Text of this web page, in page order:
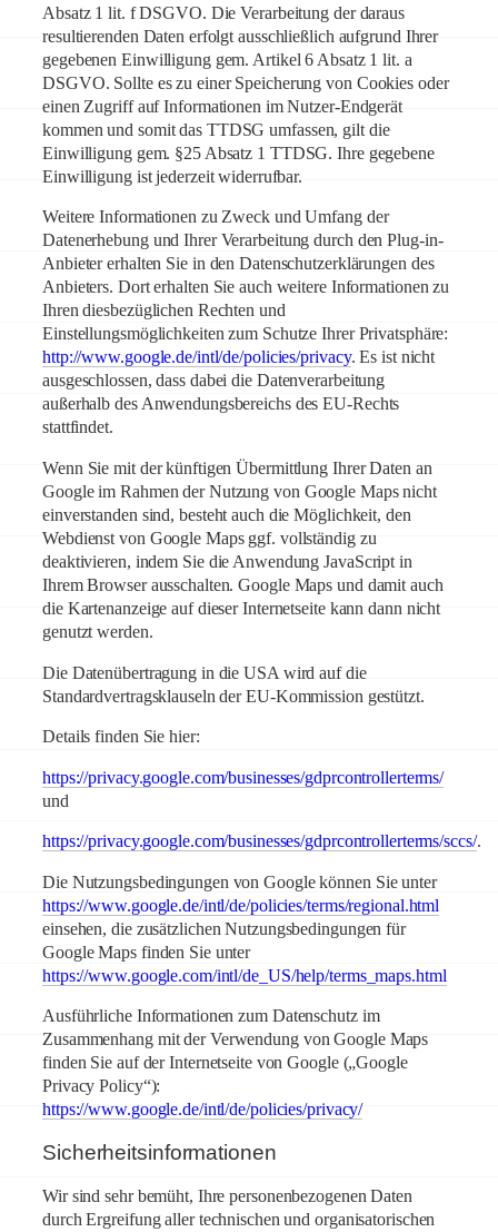
Absatz 1 lit. f DSGVO. Die Verarbeitung der daraus
resultierenden Daten erfolgt ausschließlich aufgrund Ihrer
gegebenen Einwilligung gem. Artikel 6 Absatz 1 lit. a
DSGVO. Sollte es zu einer Speicherung von Cookies oder
einen Zugriff auf Informationen im Nutzer-Endgerät
kommen und somit das TTDSG umfassen, gilt die
Einwilligung gem. §25 Absatz 1 TTDSG. Ihre gegebene
Einwilligung ist jederzeit widerrufbar.
Weitere Informationen zu Zweck und Umfang der
Datenerhebung und Ihrer Verarbeitung durch den Plug-in-
Anbieter erhalten Sie in den Datenschutzerklärungen des
Anbieters. Dort erhalten Sie auch weitere Informationen zu
Ihren diesbezüglichen Rechten und
Einstellungsmöglichkeiten zum Schutze Ihrer Privatsphäre:
http://www.google.de/intl/de/policies/privacy. Es ist nicht
ausgeschlossen, dass dabei die Datenverarbeitung
außerhalb des Anwendungsbereichs des EU-Rechts
stattfindet.
Wenn Sie mit der künftigen Übermittlung Ihrer Daten an
Google im Rahmen der Nutzung von Google Maps nicht
einverstanden sind, besteht auch die Möglichkeit, den
Webdienst von Google Maps ggf. vollständig zu
deaktivieren, indem Sie die Anwendung JavaScript in
Ihrem Browser ausschalten. Google Maps und damit auch
die Kartenanzeige auf dieser Internetseite kann dann nicht
genutzt werden.
Die Datenübertragung in die USA wird auf die
Standardvertragsklauseln der EU-Kommission gestützt.
Details finden Sie hier:
https://privacy.google.com/businesses/gdprcontrollerterms/
und
https://privacy.google.com/businesses/gdprcontrollerterms/sccs/.
Die Nutzungsbedingungen von Google können Sie unter
https://www.google.de/intl/de/policies/terms/regional.html
einsehen, die zusätzlichen Nutzungsbedingungen für
Google Maps finden Sie unter
https://www.google.com/intl/de_US/help/terms_maps.html
Ausführliche Informationen zum Datenschutz im
Zusammenhang mit der Verwendung von Google Maps
finden Sie auf der Internetseite von Google („Google
Privacy Policy“):
https://www.google.de/intl/de/policies/privacy/
Sicherheitsinformationen
Wir sind sehr bemüht, Ihre personenbezogenen Daten
durch Ergreifung aller technischen und organisatorischen